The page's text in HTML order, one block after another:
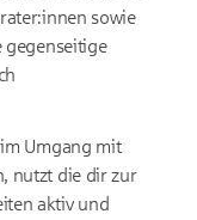
sowie
gegenseitige
Umgang mit
nutzt die dir zur
aktiv und